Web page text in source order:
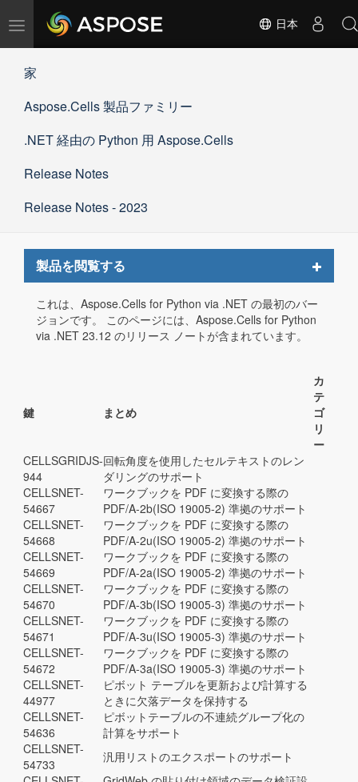
ナ
ー
ョ
替
日本
家
Aspose.Cells 製品ファミリー
.NET 経由の Python 用 Aspose.Cells
Release Notes
Release Notes - 2023
製品を閲覧する
Toggle
これは、Aspose.Cells for Python via .NET の最初のバー
ジョンです。 このページには、Aspose.Cells for Python
via .NET 23.12 のリリース ノートが含まれています。
鍵 まとめ
カ
テ
ゴ
リ
ー
CELLSGRIDJS-
944
回転角度を使用したセルテキストのレン
ダリングのサポート
CELLSNET-
54667
ワークブックを PDF に変換する際の
PDF/A-2b(ISO 19005-2) 準拠のサポート
CELLSNET-
54668
ワークブックを PDF に変換する際の
PDF/A-2u(ISO 19005-2) 準拠のサポート
CELLSNET-
54669
ワークブックを PDF に変換する際の
PDF/A-2a(ISO 19005-2) 準拠のサポート
CELLSNET-
54670
ワークブックを PDF に変換する際の
PDF/A-3b(ISO 19005-3) 準拠のサポート
CELLSNET-
54671
ワークブックを PDF に変換する際の
PDF/A-3u(ISO 19005-3) 準拠のサポート
CELLSNET-
54672
ワークブックを PDF に変換する際の
PDF/A-3a(ISO 19005-3) 準拠のサポート
CELLSNET-
44977
ピボット テーブルを更新および計算する
ときに欠落データを保持する
CELLSNET-
54636
ピボットテーブルの不連続グループ化の
計算をサポート
CELLSNET-
54733
汎用リストのエクスポートのサポート